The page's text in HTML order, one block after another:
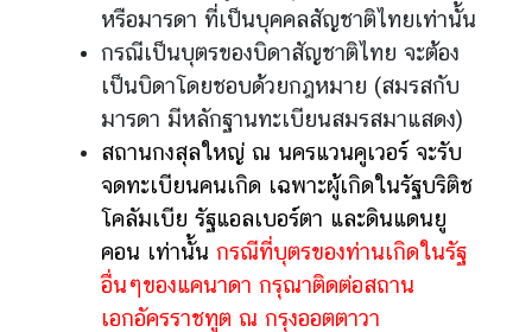
หรือมารดา ที่เป็นบุคคลสัญชาติไทยเท่านั้น
กรณีเป็นบุตรของบิดาสัญชาติไทย จะต้อง
เป็นบิดาโดยชอบด้วยกฎหมาย (สมรสกับ
มารดา มีหลักฐานทะเบียนสมรสมาแสดง)
สถานกงสุลใหญ่ ณ นครแวนคูเวอร์ จะรับ
จดทะเบียนคนเกิด เฉพาะผู้เกิดในรัฐบริติช
โคลัมเบีย รัฐแอลเบอร์ตา และดินแดนยู
คอน เท่านั้น กรณีที่บุตรของท่านเกิดในรัฐ
อื่นๆของแคนาดา กรุณาติดต่อสถาน
เอกอัครราชทูต ณ กรุงออตตาวา